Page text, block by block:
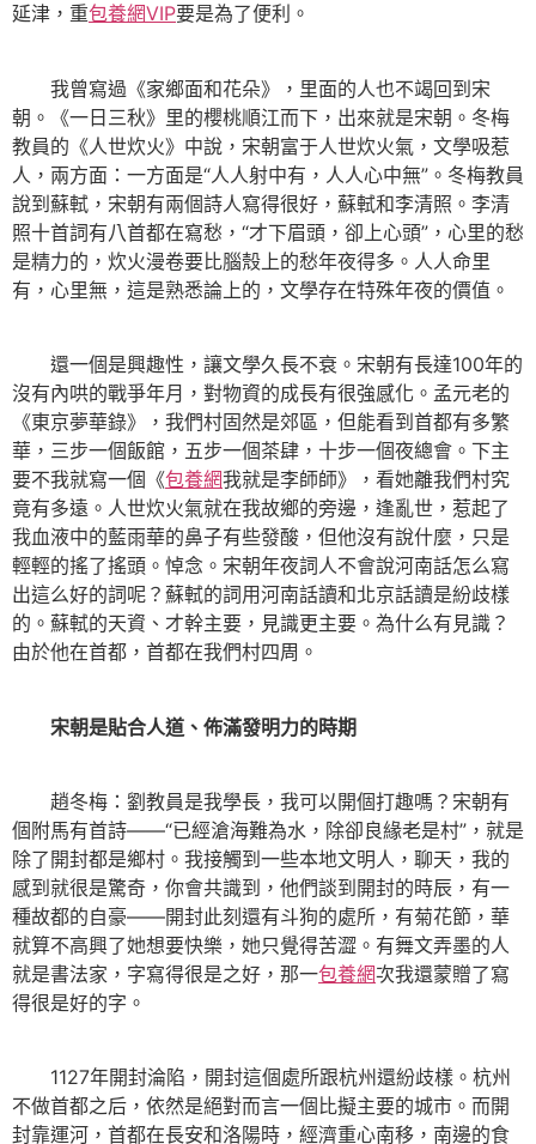
延津，重包養網VIP要是為了便利。
我曾寫過《家鄉面和花朵》，里面的人也不竭回到宋
朝。《一日三秋》里的櫻桃順江而下，出來就是宋朝。冬梅
教員的《人世炊火》中說，宋朝富于人世炊火氣，文學吸惹
人，兩方面：一方面是“人人射中有，人人心中無”。冬梅教員
說到蘇軾，宋朝有兩個詩人寫得很好，蘇軾和李清照。李清
照十首詞有八首都在寫愁，“才下眉頭，卻上心頭”，心里的愁
是精力的，炊火漫卷要比腦殼上的愁年夜得多。人人命里
有，心里無，這是熟悉論上的，文學存在特殊年夜的價值。
還一個是興趣性，讓文學久長不衰。宋朝有長達100年的
沒有內哄的戰爭年月，對物資的成長有很強感化。孟元老的
《東京夢華錄》，我們村固然是郊區，但能看到首都有多繁
華，三步一個飯館，五步一個茶肆，十步一個夜總會。下主
要不我就寫一個《包養網我就是李師師》，看她離我們村究
竟有多遠。人世炊火氣就在我故鄉的旁邊，逢亂世，惹起了
我血液中的藍雨華的鼻子有些發酸，但他沒有說什麼，只是
輕輕的搖了搖頭。悼念。宋朝年夜詞人不會說河南話怎么寫
出這么好的詞呢？蘇軾的詞用河南話讀和北京話讀是紛歧樣
的。蘇軾的天資、才幹主要，見識更主要。為什么有見識？
由於他在首都，首都在我們村四周。
宋朝是貼合人道、佈滿發明力的時期
趙冬梅：劉教員是我學長，我可以開個打趣嗎？宋朝有
個附馬有首詩——“已經滄海難為水，除卻良緣老是村”，就是
除了開封都是鄉村。我接觸到一些本地文明人，聊天，我的
感到就很是驚奇，你會共識到，他們談到開封的時辰，有一
種故都的自豪——開封此刻還有斗狗的處所，有菊花節，華
就算不高興了她想要快樂，她只覺得苦澀。有舞文弄墨的人
就是書法家，字寫得很是之好，那一包養網次我還蒙贈了寫
得很是好的字。
1127年開封淪陷，開封這個處所跟杭州還紛歧樣。杭州
不做首都之后，依然是絕對而言一個比擬主要的城市。而開
封靠運河，首都在長安和洛陽時，經濟重心南移，南邊的食